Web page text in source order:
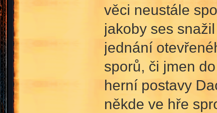
věci neustále
jakoby ses
jednání
sporů, či jmen
herní postavy
někde ve hře